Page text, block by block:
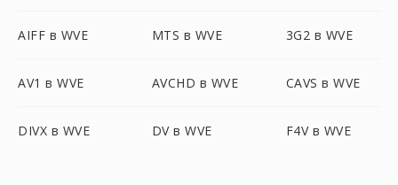
AIFF в WVE MTS в WVE 3G2 в WVE
AV1 в WVE AVCHD в WVE CAVS в WVE
DIVX в WVE DV в WVE F4V в WVE